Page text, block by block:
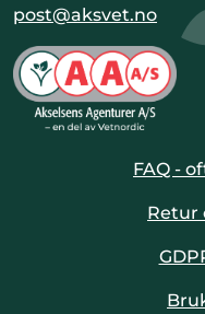
post@aksvet.no
FAQ -
Retur